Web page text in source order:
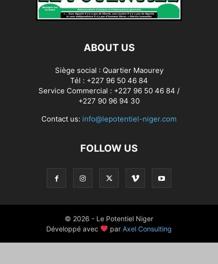
ABOUT US
Siège social : Quartier Maourey
Tél : +227 96 50 46 84
Service Commercial : +227 96 50 46 84 /
+227 90 96 94 30
Contact us: info@lepotentiel-niger.com
FOLLOW US
© 2026 - Le Potentiel Niger
Développé avec
par Axel Consulting